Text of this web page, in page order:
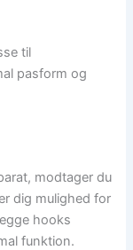
til
pasform og
modtager du
dig mulighed for
hooks
funktion.